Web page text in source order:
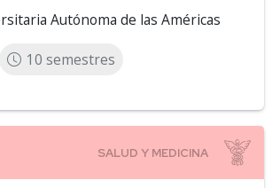
Autónoma de las Américas
10 semestres